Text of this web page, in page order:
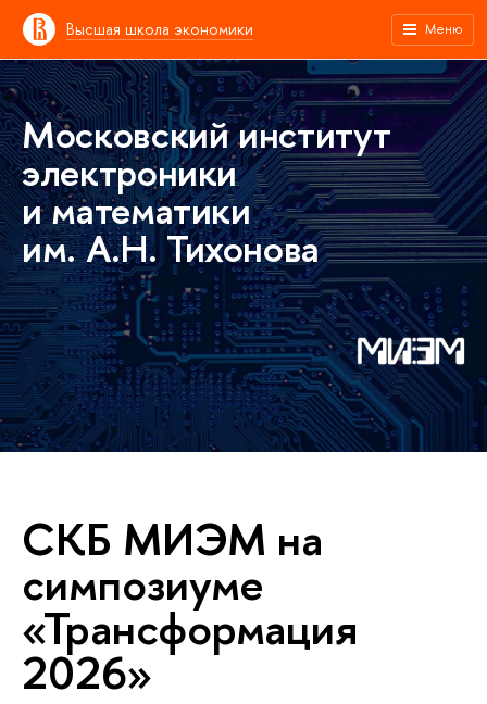
Высшая школа экономики Меню
Московский институт
электроники
и математики
им. А.Н. Тихонова
СКБ МИЭМ на
симпозиуме
«Трансформация
2026»